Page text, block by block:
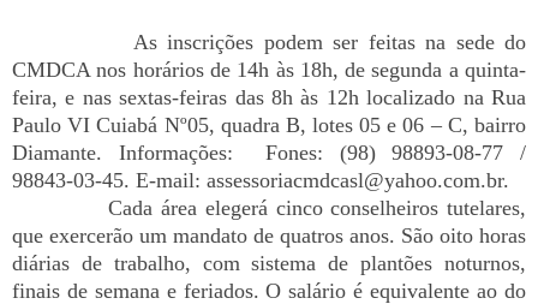
As inscrições podem ser feitas na sede do
CMDCA nos horários de 14h às 18h, de segunda a quinta-
feira, e nas sextas-feiras das 8h às 12h localizado na Rua
Paulo VI Cuiabá Nº05, quadra B, lotes 05 e 06 – C, bairro
Diamante. Informações: Fones: (98) 98893-08-77 /
98843-03-45. E-mail: assessoriacmdcasl@yahoo.com.br.
Cada área elegerá cinco conselheiros tutelares,
que exercerão um mandato de quatros anos. São oito horas
diárias de trabalho, com sistema de plantões noturnos,
finais de semana e feriados. O salário é equivalente ao do